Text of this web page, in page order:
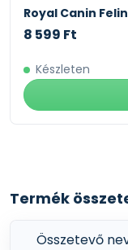
Royal Canin
8 599 Ft
Készleten
Termék
Összetevő